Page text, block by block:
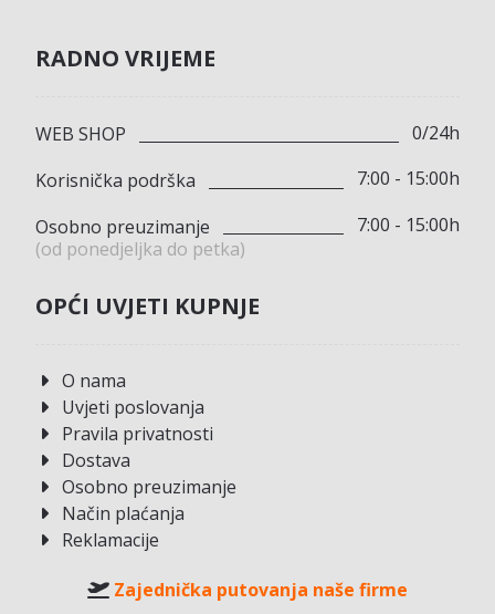
RADNO VRIJEME
WEB SHOP
0/24h
Korisnička podrška
7:00 - 15:00h
Osobno preuzimanje
(od ponedjeljka do petka)
7:00 - 15:00h
OPĆI UVJETI KUPNJE
O nama
Uvjeti poslovanja
Pravila privatnosti
Dostava
Osobno preuzimanje
Način plaćanja
Reklamacije
Zajednička putovanja naše firme